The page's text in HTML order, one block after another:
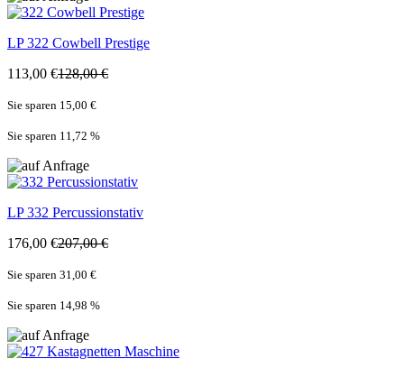
LP322 Cowbell Prestige
113,00 €128,00 €
Sie sparen 15,00 €
Sie sparen 11,72 %
LP332 Percussionstativ
176,00 €207,00 €
Sie sparen 31,00 €
Sie sparen 14,98 %